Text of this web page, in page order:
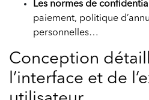
Les normes de
paiement, politique
personnelles…
Conception
l’interface et de